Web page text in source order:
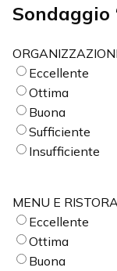
Sondaggio
Eccellente
Ottima
Buona
Sufficiente
Insufficiente
MENU E
Eccellente
Ottima
Buona